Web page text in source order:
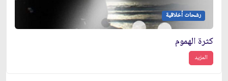
رشحات أخلاقية
كثرة الهموم
المزيد